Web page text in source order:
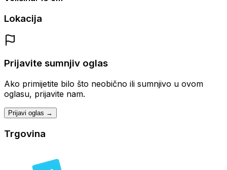
Lokacija
Prijavite sumnjiv oglas
Ako primijetite bilo što neobično ili sumnjivo u ovom
oglasu, prijavite nam.
Prijavi oglas →
Trgovina